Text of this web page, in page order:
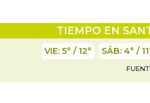
TIEMPO EN
VIE: 5° / 12° SÁB: 4° /